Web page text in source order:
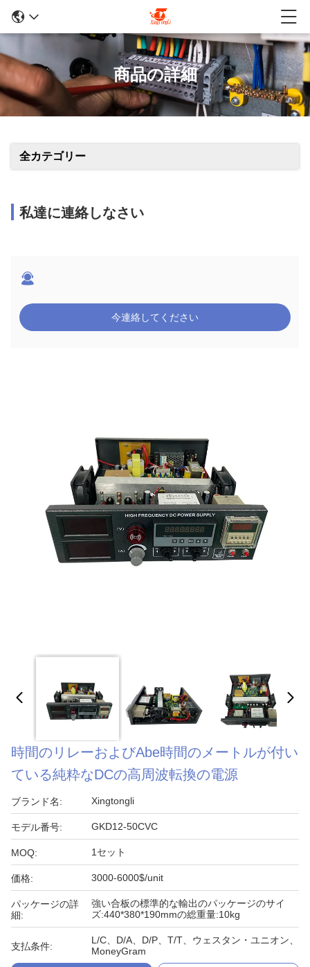
商品の詳細
全カテゴリー
私達に連絡しなさい
今連絡してください
時間のリレーおよびAbe時間のメートルが付い
ている純粋なDCの高周波転換の電源
ブランド名: Xingtongli
モデル番号: GKD12-50CVC
MOQ: 1セット
価格: 3000-6000$/unit
パッケージの詳
細:
強い合板の標準的な輸出のパッケージのサイ
ズ:440*380*190mmの総重量:10kg
支払条件:
L/C、D/A、D/P、T/T、ウェスタン・ユニオン、
MoneyGram